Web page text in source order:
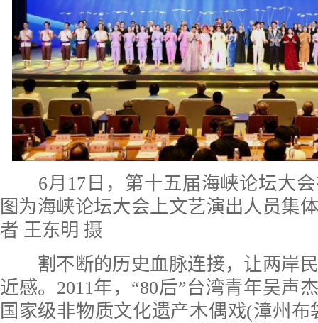
6月17日，第十五届海峡论坛大会
图为海峡论坛大会上文艺演出人员集
者 王东明 摄
割不断的历史血脉连接，让两岸民
近感。2011年，“80后”台湾青年吴声
国家级非物质文化遗产木偶戏(漳州